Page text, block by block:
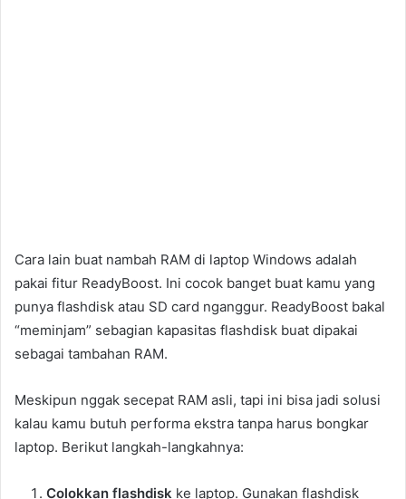
Cara lain buat nambah RAM di laptop Windows adalah
pakai fitur ReadyBoost. Ini cocok banget buat kamu yang
punya flashdisk atau SD card nganggur. ReadyBoost bakal
“meminjam” sebagian kapasitas flashdisk buat dipakai
sebagai tambahan RAM.
Meskipun nggak secepat RAM asli, tapi ini bisa jadi solusi
kalau kamu butuh performa ekstra tanpa harus bongkar
laptop. Berikut langkah-langkahnya:
Colokkan flashdisk ke laptop. Gunakan flashdisk